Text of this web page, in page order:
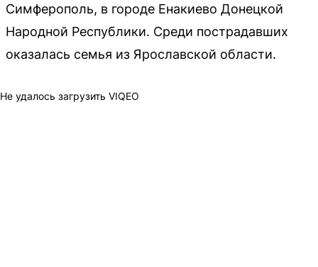
Симферополь, в городе Енакиево Донецкой
Народной Республики. Среди пострадавших
оказалась семья из Ярославской области.
Не удалось загрузить VIQEO